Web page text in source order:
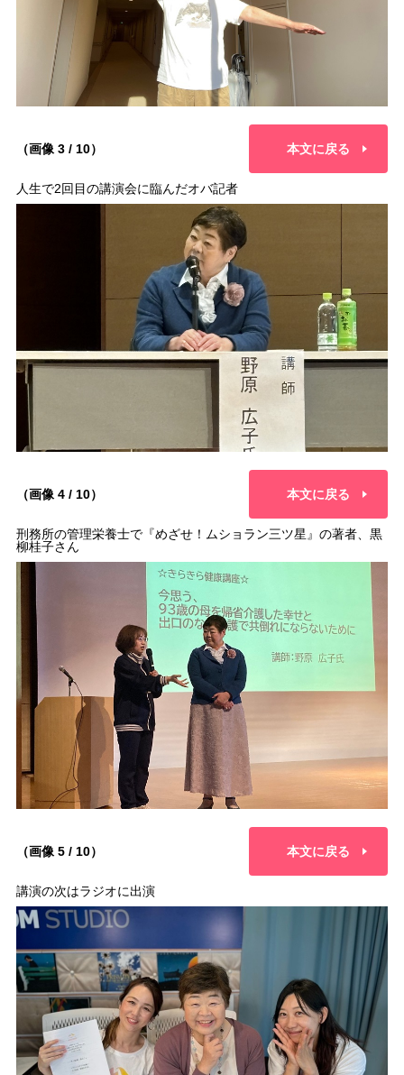
（画像 3 / 10） 本文に戻る
人生で2回目の講演会に臨んだオバ記者
（画像 4 / 10） 本文に戻る
刑務所の管理栄養士で『めざせ！ムショラン三ツ星』の著者、黒
柳桂子さん
（画像 5 / 10） 本文に戻る
講演の次はラジオに出演